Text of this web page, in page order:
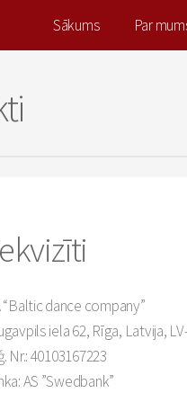
Sākums Par
“Baltic dance company”
iela 62, Rīga, Latvija,
Nr.: 40103167223
AS ”Swedbank”